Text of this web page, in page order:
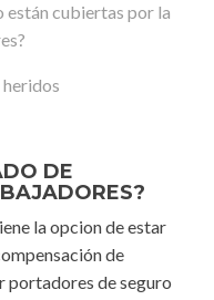
están cubiertas por la
DE
la opcion de estar
de
portadores de seguro